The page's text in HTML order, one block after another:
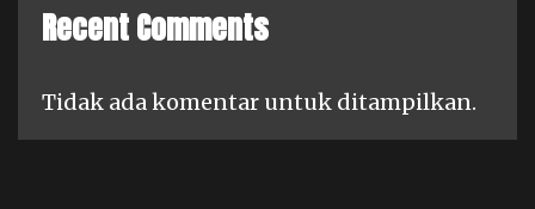
Recent Comments
Tidak ada komentar untuk ditampilkan.